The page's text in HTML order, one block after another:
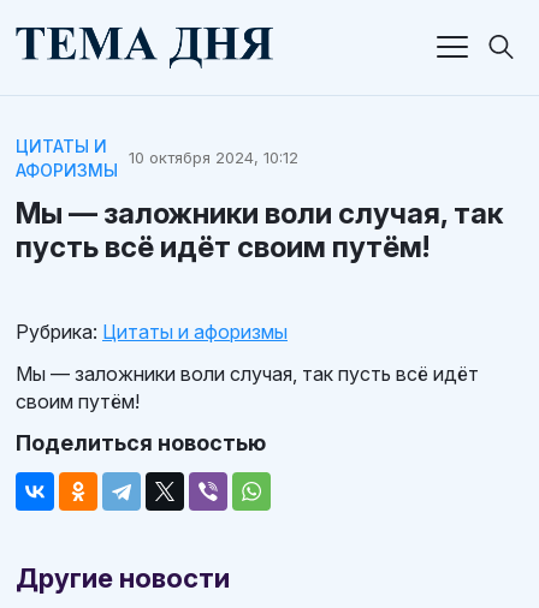
ЦИТАТЫ И
АФОРИЗМЫ
10 октября 2024, 10:12
Мы — заложники воли случая, так
пусть всё идёт своим путём!
Рубрика: Цитаты и афоризмы
Мы — заложники воли случая, так пусть всё идёт
своим путём!
Поделиться новостью
Другие новости